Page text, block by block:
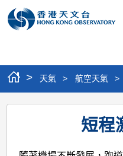
> 天氣 > 航空天氣 >
短
激
短程